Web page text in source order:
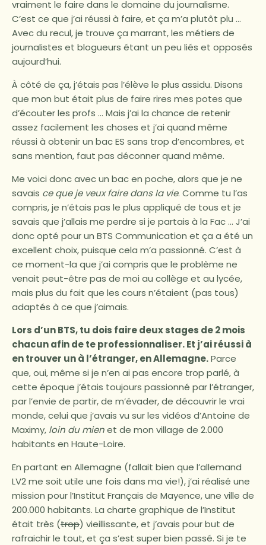
vraiment le faire dans le domaine du journalisme.
C’est ce que j’ai réussi à faire, et ça m’a plutôt plu …
Avec du recul, je trouve ça marrant, les métiers de
journalistes et blogueurs étant un peu liés et opposés
aujourd’hui.
À côté de ça, j’étais pas l’élève le plus assidu. Disons
que mon but était plus de faire rires mes potes que
d’écouter les profs … Mais j’ai la chance de retenir
assez facilement les choses et j’ai quand même
réussi à obtenir un bac ES sans trop d’encombres, et
sans mention, faut pas déconner quand même.
Me voici donc avec un bac en poche, alors que je ne
savais ce que je veux faire dans la vie. Comme tu l’as
compris, je n’étais pas le plus appliqué de tous et je
savais que j’allais me perdre si je partais à la Fac … J’ai
donc opté pour un BTS Communication et ça a été un
excellent choix, puisque cela m’a passionné. C’est à
ce moment-la que j’ai compris que le problème ne
venait peut-être pas de moi au collège et au lycée,
mais plus du fait que les cours n’étaient (pas tous)
adaptés à ce que j’aimais.
Lors d’un BTS, tu dois faire deux stages de 2 mois
chacun afin de te professionnaliser. Et j’ai réussi à
en trouver un à l’étranger, en Allemagne.Parce
que, oui, même si je n’en ai pas encore trop parlé, à
cette époque j’étais toujours passionné par l’étranger,
par l’envie de partir, de m’évader, de découvrir le vrai
monde, celui que j’avais vu sur les vidéos d’Antoine de
Maximy, loin du mienet de mon village de 2.000
habitants en Haute-Loire.
En partant en Allemagne (fallait bien que l’allemand
LV2 me soit utile une fois dans ma vie!), j’ai réalisé une
mission pour l’Institut Français de Mayence, une ville de
200.000 habitants. La charte graphique de l’Institut
était très (trop) vieillissante, et j’avais pour but de
rafraichir le tout, et ça s’est super bien passé. Si je te